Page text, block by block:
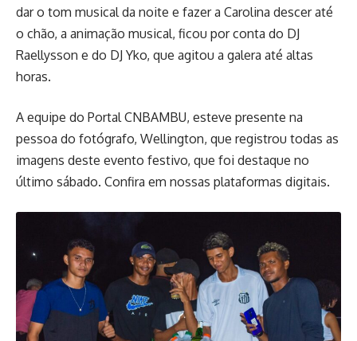
dar o tom musical da noite e fazer a Carolina descer até
o chão, a animação musical, ficou por conta do DJ
Raellysson e do DJ Yko, que agitou a galera até altas
horas.
A equipe do Portal CNBAMBU, esteve presente na
pessoa do fotógrafo, Wellington, que registrou todas as
imagens deste evento festivo, que foi destaque no
último sábado. Confira em nossas plataformas digitais.